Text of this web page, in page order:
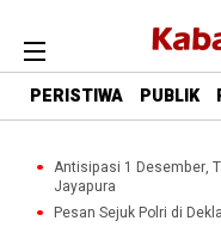
PERISTIWA PUBLIK
Antisipasi 1 Desember,
Jayapura
Pesan Sejuk Polri di